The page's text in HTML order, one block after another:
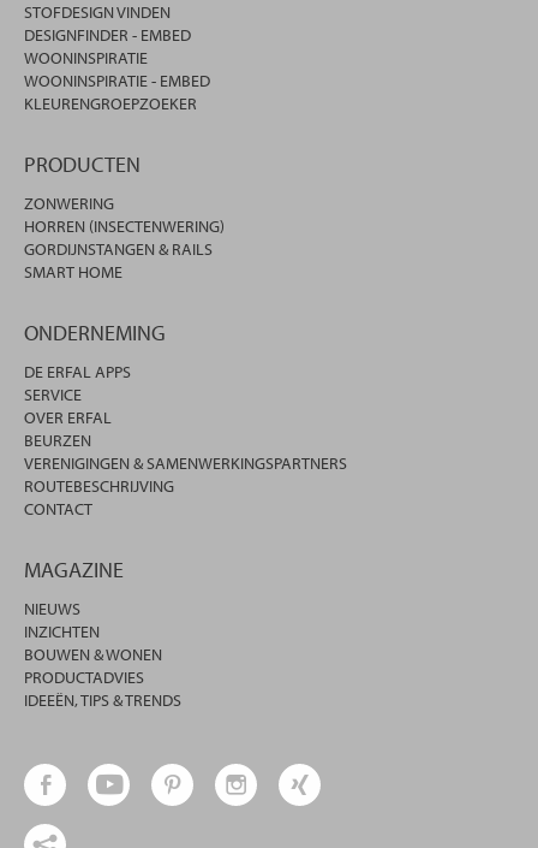
STOFDESIGN VINDEN
DESIGNFINDER - EMBED
WOONINSPIRATIE
WOONINSPIRATIE - EMBED
KLEURENGROEPZOEKER
PRODUCTEN
ZONWERING
HORREN (INSECTENWERING)
GORDIJNSTANGEN & RAILS
SMART HOME
ONDERNEMING
DE ERFAL APPS
SERVICE
OVER ERFAL
BEURZEN
VERENIGINGEN & SAMENWERKINGSPARTNERS
ROUTEBESCHRIJVING
CONTACT
MAGAZINE
NIEUWS
INZICHTEN
BOUWEN & WONEN
PRODUCTADVIES
IDEEËN, TIPS & TRENDS